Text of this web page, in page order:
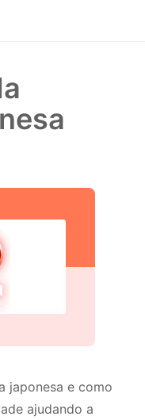
japonesa e como
ajudando a